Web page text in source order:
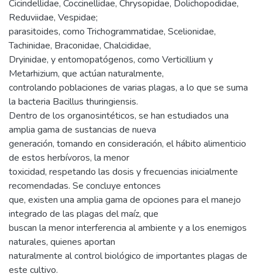
Cicindellidae, Coccinellidae, Chrysopidae, Dolichopodidae,
Reduviidae, Vespidae;
parasitoides, como Trichogrammatidae, Scelionidae,
Tachinidae, Braconidae, Chalcididae,
Dryinidae, y entomopatógenos, como Verticillium y
Metarhizium, que actúan naturalmente,
controlando poblaciones de varias plagas, a lo que se suma
la bacteria Bacillus thuringiensis.
Dentro de los organosintéticos, se han estudiados una
amplia gama de sustancias de nueva
generación, tomando en consideración, el hábito alimenticio
de estos herbívoros, la menor
toxicidad, respetando las dosis y frecuencias inicialmente
recomendadas. Se concluye entonces
que, existen una amplia gama de opciones para el manejo
integrado de las plagas del maíz, que
buscan la menor interferencia al ambiente y a los enemigos
naturales, quienes aportan
naturalmente al control biológico de importantes plagas de
este cultivo.